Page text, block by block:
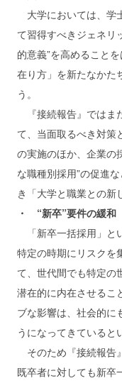
大学においては、学
て習得すべきジェネリ
的意義”を高めること
在り方」を新たなかた
う。
『接続報告』ではま
て、当面取るべき対策
の実施のほか、企業の
な職種別採用”の促進
き「大学と職業との新
・ “新卒”要件の緩和
「新卒一括採用」と
特定の時期にリスクを
て、世代間でも特定の
潜在的に内在させるこ
ブな影響は、社会的に
うになってきていると
そのため『接続報告
既卒者に対しても新卒